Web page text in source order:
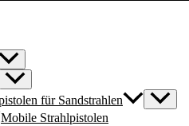
für Sandstrahlen
Mobile Strahlpistolen